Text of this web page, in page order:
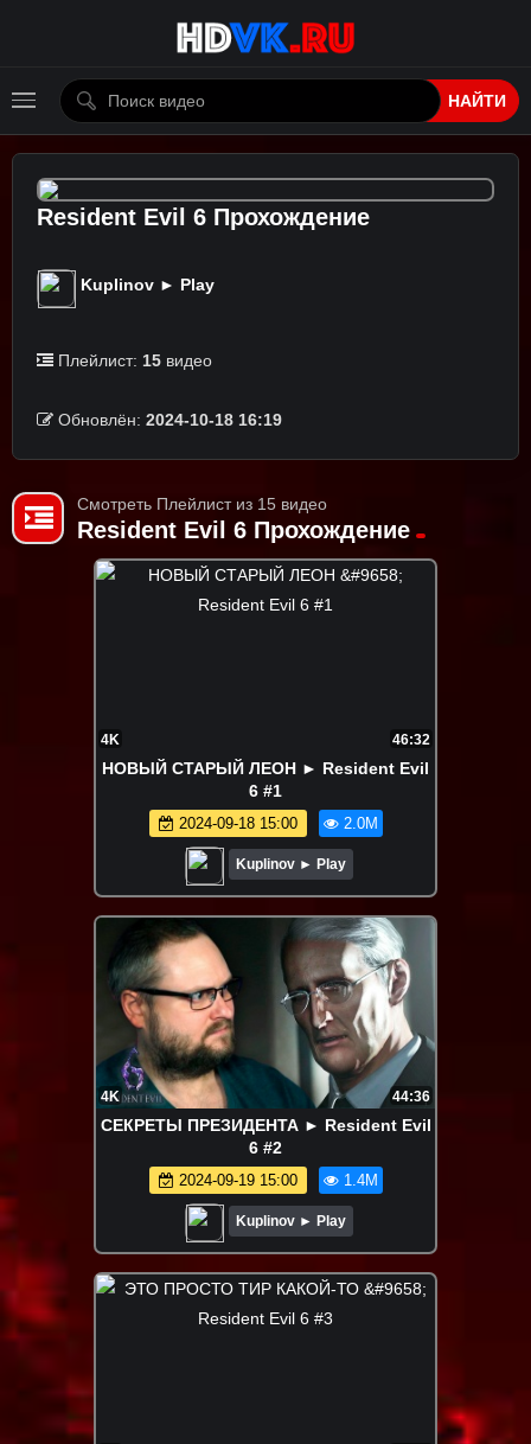
НАЙТИ
Resident Evil 6 Прохождение
Kuplinov ► Play
Плейлист: 15 видео
Обновлён: 2024-10-18 16:19
Смотреть Плейлист из 15 видео
Resident Evil 6 Прохождение
4K 46:32
НОВЫЙ СТАРЫЙ ЛЕОН ► Resident Evil
6 #1
2024-09-18 15:00 2.0M
Kuplinov ► Play
4K 44:36
СЕКРЕТЫ ПРЕЗИДЕНТА ► Resident Evil
6 #2
2024-09-19 15:00 1.4M
Kuplinov ► Play